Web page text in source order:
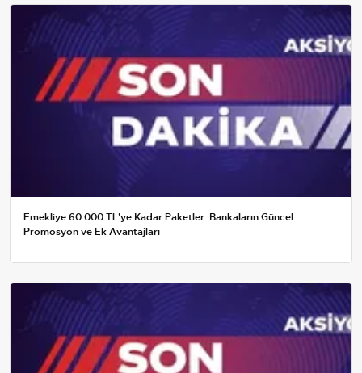
Emekliye 60.000 TL'ye Kadar Paketler: Bankaların Güncel
Promosyon ve Ek Avantajları